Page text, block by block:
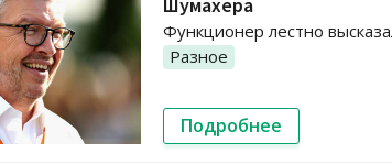
Функционер лестно
Разное
Подробнее